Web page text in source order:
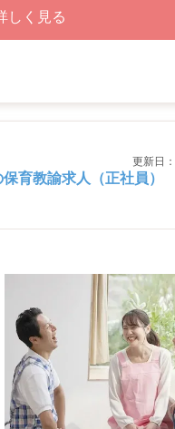
しく見る
更新日：
育教諭求人（正社員）